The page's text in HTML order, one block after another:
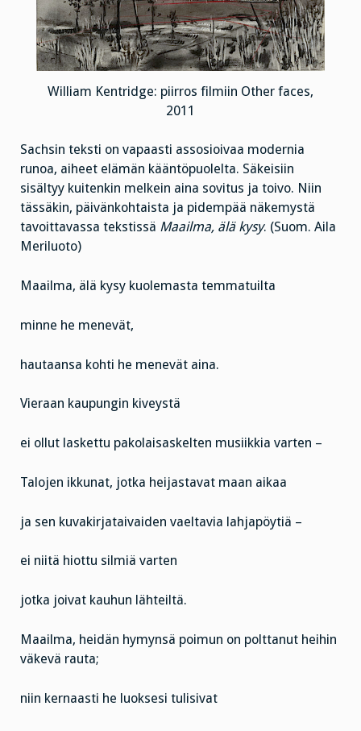
William Kentridge: piirros filmiin Other faces,
2011
Sachsin teksti on vapaasti assosioivaa modernia
runoa, aiheet elämän kääntöpuolelta. Säkeisiin
sisältyy kuitenkin melkein aina sovitus ja toivo. Niin
tässäkin, päivänkohtaista ja pidempää näkemystä
tavoittavassa tekstissä Maailma, älä kysy. (Suom. Aila
Meriluoto)
Maailma, älä kysy kuolemasta temmatuilta
minne he menevät,
hautaansa kohti he menevät aina.
Vieraan kaupungin kiveystä
ei ollut laskettu pakolaisaskelten musiikkia varten –
Talojen ikkunat, jotka heijastavat maan aikaa
ja sen kuvakirjataivaiden vaeltavia lahjapöytiä –
ei niitä hiottu silmiä varten
jotka joivat kauhun lähteiltä.
Maailma, heidän hymynsä poimun on polttanut heihin
väkevä rauta;
niin kernaasti he luoksesi tulisivat